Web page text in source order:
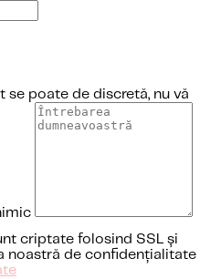
se poate de discretă, nu vă
criptate folosind SSL și
noastră de confidențialitate